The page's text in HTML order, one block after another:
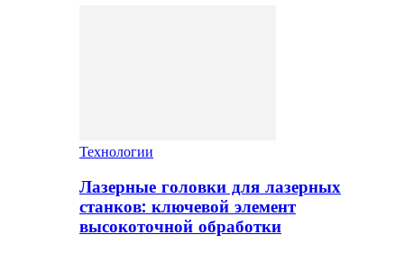
Технологии
Лазерные головки для лазерных
станков: ключевой элемент
высокоточной обработки